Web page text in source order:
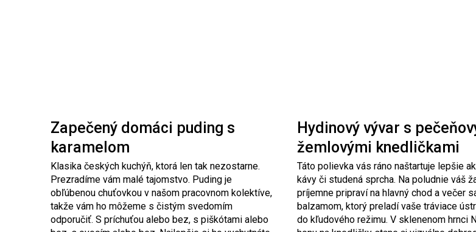
Zapečený domáci puding s
karamelom
Klasika českých kuchýň, ktorá len tak nezostarne.
Prezradíme vám malé tajomstvo. Puding je
obľúbenou chuťovkou v našom pracovnom kolektíve,
takže vám ho môžeme s čistým svedomím
odporučiť. S príchuťou alebo bez, s piškótami alebo
Hydinový vývar s
žemlovými knedličkami
Táto polievka vás ráno naštartuje lepšie
kávy či studená sprcha. Na poludnie váš
príjemne pripraví na hlavný chod a večer
balzamom, ktorý preladí vaše tráviace
do kľudového režimu. V sklenenom hrnci